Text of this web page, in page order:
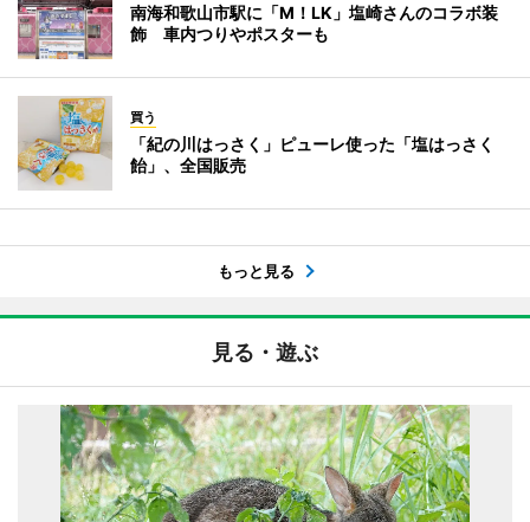
南海和歌山市駅に「M！LK」塩崎さんのコラボ装
飾 車内つりやポスターも
買う
「紀の川はっさく」ピューレ使った「塩はっさく
飴」、全国販売
もっと見る
見る・遊ぶ